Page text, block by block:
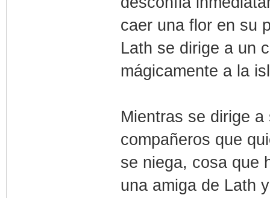
caer una flor en su
Lath se dirige a un
mágicamente a la
Mientras se dirige
compañeros que
se niega, cosa que
una amiga de Lath